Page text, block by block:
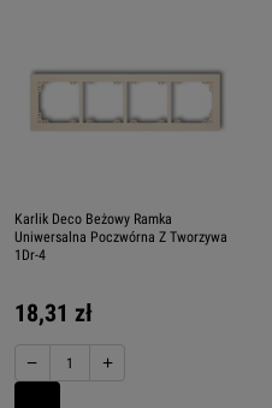
Karlik Deco Beżowy Ramka
Uniwersalna Poczwórna Z Tworzywa
1Dr-4
18,31 zł
− +